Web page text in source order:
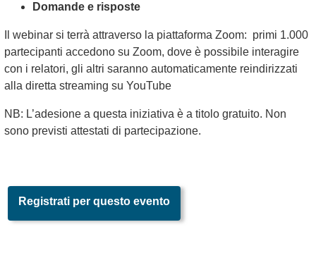
Domande e risposte
Il webinar si terrà attraverso la piattaforma Zoom: primi 1.000
partecipanti accedono su Zoom, dove è possibile interagire
con i relatori, gli altri saranno automaticamente reindirizzati
alla diretta streaming su YouTube
NB: L’adesione a questa iniziativa è a titolo gratuito. Non
sono previsti attestati di partecipazione.
Registrati per questo evento